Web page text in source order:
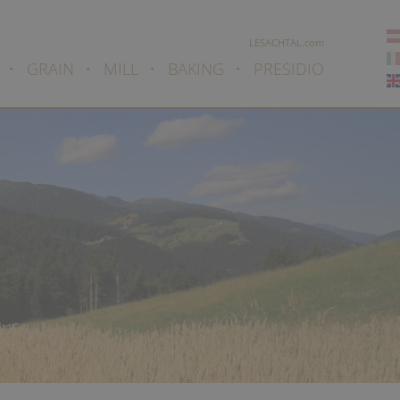
LESACHTAL.com
GRAIN MILL BAKING PRESIDIO